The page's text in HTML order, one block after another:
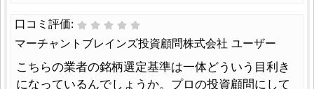
口コミ評価:
マーチャントブレインズ投資顧問株式会社 ユーザー
こちらの業者の銘柄選定基準は一体どういう目利き
になっているんでしょうか。プロの投資顧問にして